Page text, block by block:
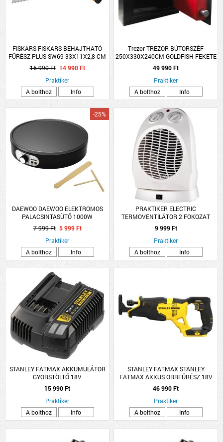
FISKARS FISKARS BEHAJTHATÓ
FŰRÉSZ PLUS SW69 33X11X2,8 CM
ACÉL
16 990 Ft 14 990 Ft
Praktiker
A bolthoz
Info
Trezor TREZOR BÚTORSZÉF
250X330X240CM GOLDFISH FEKETE
MABISZ &quot;A&quot;
49 990 Ft
Praktiker
A bolthoz
Info
DAEWOO DAEWOO ELEKTROMOS
PALACSINTASÜTŐ 1000W
-25%
7 999 Ft 5 999 Ft
Praktiker
A bolthoz
Info
PRAKTIKER ELECTRIC
TERMOVENTILÁTOR 2 FOKOZAT
1000/2000W OSZCILLÁCIÓS 230V
50HZ FEHÉR
9 999 Ft
Praktiker
A bolthoz
Info
STANLEY FATMAX AKKUMULÁTOR
GYORSTÖLTŐ 18V
15 990 Ft
Praktiker
A bolthoz
Info
STANLEY FATMAX STANLEY
FATMAX AKKUS ORRFŰRÉSZ 18V
AKKU ÉS TÖLTŐ NÉLKÜL
46 990 Ft
Praktiker
A bolthoz
Info